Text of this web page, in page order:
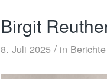
Birgit
8. Juli 2025 / in Berichte